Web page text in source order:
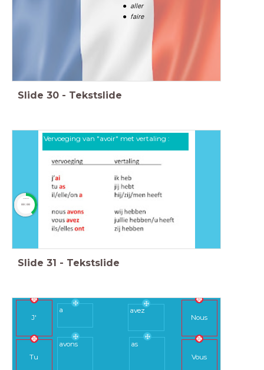
aller
faire
Slide 30 - Tekstslide
Vervoeging van "avoir" met vertaling :
00:00
Slide 31 - Tekstslide
J'
Tu
Nous
Vous
a
avons
avez
as